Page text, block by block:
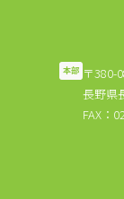
本部 〒380-
長野県
FAX：